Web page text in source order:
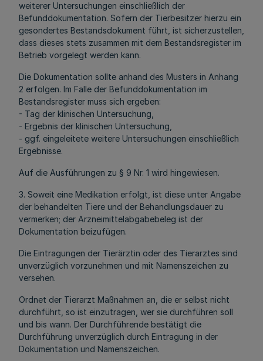
weiterer Untersuchungen einschließlich der
Befunddokumentation. Sofern der Tierbesitzer hierzu ein
gesondertes Bestandsdokument führt, ist sicherzustellen,
dass dieses stets zusammen mit dem Bestandsregister im
Betrieb vorgelegt werden kann.
Die Dokumentation sollte anhand des Musters in Anhang
2 erfolgen. Im Falle der Befunddokumentation im
Bestandsregister muss sich ergeben:
- Tag der klinischen Untersuchung,
- Ergebnis der klinischen Untersuchung,
- ggf. eingeleitete weitere Untersuchungen einschließlich
Ergebnisse.
Auf die Ausführungen zu § 9 Nr. 1 wird hingewiesen.
3. Soweit eine Medikation erfolgt, ist diese unter Angabe
der behandelten Tiere und der Behandlungsdauer zu
vermerken; der Arzneimittelabgabebeleg ist der
Dokumentation beizufügen.
Die Eintragungen der Tierärztin oder des Tierarztes sind
unverzüglich vorzunehmen und mit Namenszeichen zu
versehen.
Ordnet der Tierarzt Maßnahmen an, die er selbst nicht
durchführt, so ist einzutragen, wer sie durchführen soll
und bis wann. Der Durchführende bestätigt die
Durchführung unverzüglich durch Eintragung in der
Dokumentation und Namenszeichen.